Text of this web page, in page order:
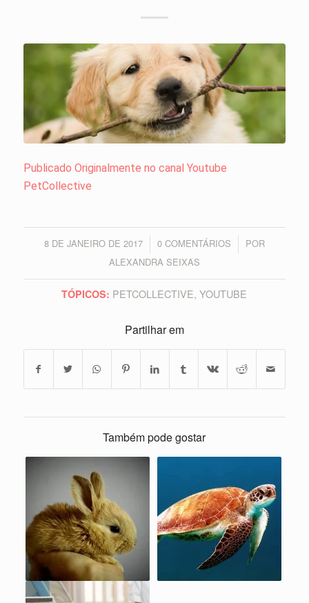
Publicado Originalmente no canal Youtube
PetCollective
8 DE JANEIRO DE 2017
/ 0 COMENTÁRIOS
/
POR
ALEXANDRA SEIXAS
TÓPICOS: PETCOLLECTIVE,YOUTUBE
Partilhar em
Também pode gostar